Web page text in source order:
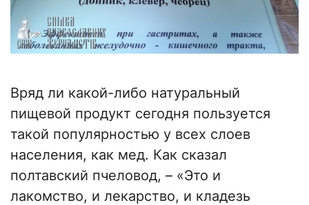
Вряд ли какой-либо натуральный
пищевой продукт сегодня пользуется
такой популярностью у всех слоев
населения, как мед. Как сказал
полтавский пчеловод, – «Это и
лакомство, и лекарство, и кладезь